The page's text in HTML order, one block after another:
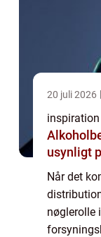
20 juli 2026
inspiration
usynligt
Når det
nøglerolle